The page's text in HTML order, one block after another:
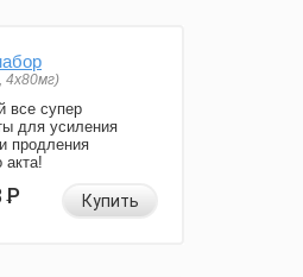
4х80мг)
все супер
для усиления
продления
акта!
Р Купить